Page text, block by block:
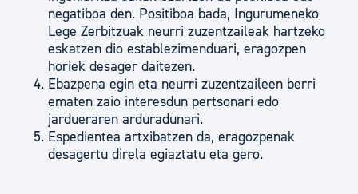
negatiboa den. Positiboa bada, Ingurumeneko
Lege Zerbitzuak neurri zuzentzaileak hartzeko
eskatzen dio establezimenduari, eragozpen
horiek desager daitezen.
Ebazpena egin eta neurri zuzentzaileen berri
ematen zaio interesdun pertsonari edo
jardueraren arduradunari.
Espedientea artxibatzen da, eragozpenak
desagertu direla egiaztatu eta gero.